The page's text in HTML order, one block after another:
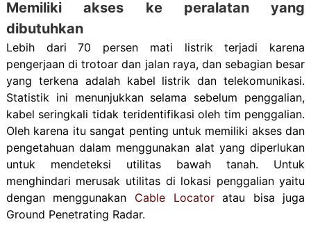
Memiliki akses ke peralatan yang
dibutuhkan
Lebih dari 70 persen mati listrik terjadi karena
pengerjaan di trotoar dan jalan raya, dan sebagian besar
yang terkena adalah kabel listrik dan telekomunikasi.
Statistik ini menunjukkan selama sebelum penggalian,
kabel seringkali tidak teridentifikasi oleh tim penggalian.
Oleh karena itu sangat penting untuk memiliki akses dan
pengetahuan dalam menggunakan alat yang diperlukan
untuk mendeteksi utilitas bawah tanah. Untuk
menghindari merusak utilitas di lokasi penggalian yaitu
dengan menggunakan Cable Locatoratau bisa juga
Ground Penetrating Radar.